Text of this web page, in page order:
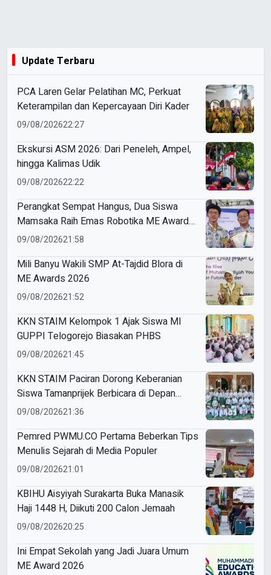
Update Terbaru
PCA Laren Gelar Pelatihan MC, Perkuat
Keterampilan dan Kepercayaan Diri Kader
09/08/202622:27
Ekskursi ASM 2026: Dari Peneleh, Ampel,
hingga Kalimas Udik
09/08/202622:22
Perangkat Sempat Hangus, Dua Siswa
Mamsaka Raih Emas Robotika ME Awards
2026
09/08/202621:58
Mili Banyu Wakili SMP At-Tajdid Blora di
ME Awards 2026
09/08/202621:52
KKN STAIM Kelompok 1 Ajak Siswa MI
GUPPI Telogorejo Biasakan PHBS
09/08/202621:45
KKN STAIM Paciran Dorong Keberanian
Siswa Tamanprijek Berbicara di Depan
Umum
09/08/202621:36
Pemred PWMU.CO Pertama Beberkan Tips
Menulis Sejarah di Media Populer
09/08/202621:01
KBIHU Aisyiyah Surakarta Buka Manasik
Haji 1448 H, Diikuti 200 Calon Jemaah
09/08/202620:25
Ini Empat Sekolah yang Jadi Juara Umum
ME Award 2026